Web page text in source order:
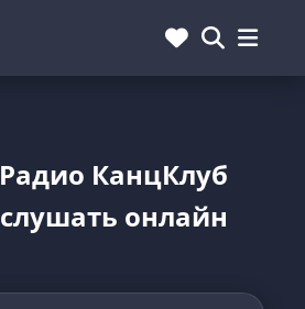
Радио КанцКлуб
слушать онлайн